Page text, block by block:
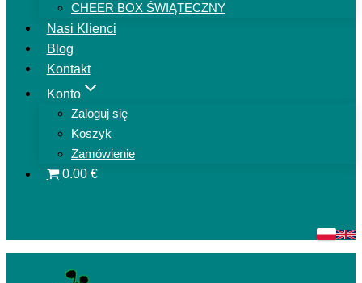
CHEER BOX ŚWIĄTECZNY
Nasi Klienci
Blog
Kontakt
Konto
Zaloguj się
Koszyk
Zamówienie
0.00 €